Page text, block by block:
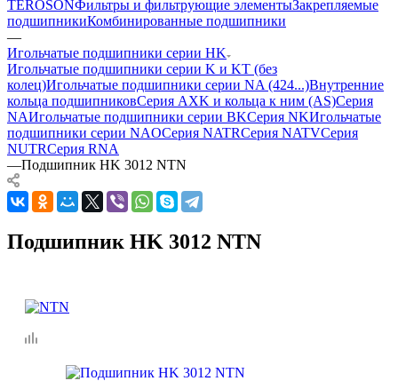
TEROSONФильтры и фильтрующие элементыЗакрепляемые
подшипникиКомбинированные подшипники
—
Игольчатые подшипники серии HK
Игольчатые подшипники серии K и KT (без
колец)Игольчатые подшипники серии NA (424...)Внутренние
кольца подшипниковСерия AXK и кольца к ним (AS)Серия
NAИгольчатые подшипники серии BKСерия NKИгольчатые
подшипники серии NAOСерия NATRСерия NATVСерия
NUTRСерия RNA
—Подшипник HK 3012 NTN
Подшипник HK 3012 NTN